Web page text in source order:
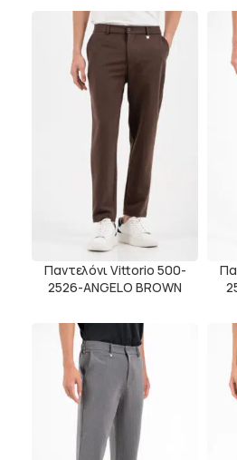
Παντελόνι Vittorio 500-
2526-ANGELO BROWN